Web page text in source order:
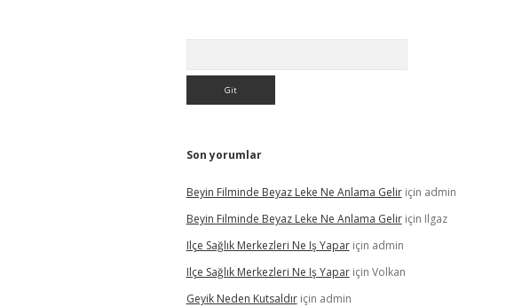
Son yorumlar
Beyin Filminde Beyaz Leke Ne Anlama Geliriçin admin
Beyin Filminde Beyaz Leke Ne Anlama Geliriçin Ilgaz
Ilçe Sağlık Merkezleri Ne Iş Yapariçin admin
Ilçe Sağlık Merkezleri Ne Iş Yapariçin Volkan
Geyik Neden Kutsaldıriçin admin